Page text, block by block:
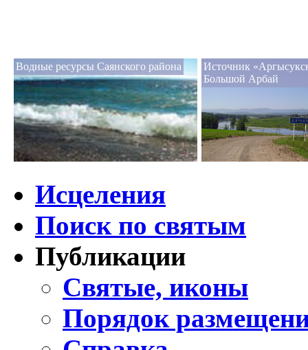
Водные ресурсы Саянского района
Источник
Большой Арбай
Исцеления
Поиск по святым
Публикации
Святые, иконы
Порядок